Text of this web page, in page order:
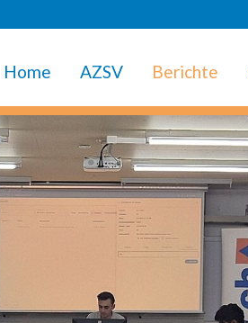
Home AZSV Berichte